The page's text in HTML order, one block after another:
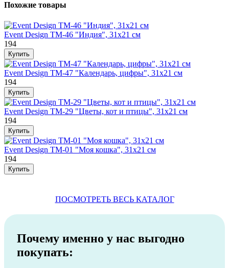
Похожие товары
Event Design ТМ-46 "Индия", 31х21 см
194
Event Design ТМ-47 "Календарь, цифры", 31х21 см
194
Event Design ТМ-29 "Цветы, кот и птицы", 31х21 см
194
Event Design ТМ-01 "Моя кошка", 31х21 см
194
ПОСМОТРЕТЬ ВЕСЬ КАТАЛОГ
Почему именно у нас выгодно
покупать: